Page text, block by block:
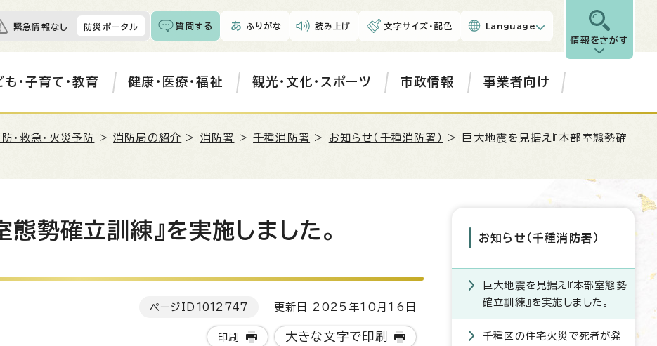
緊急情報なし 防災ポータル 質問する ふりがな 読み上げ 文字サイズ・配色 Language
情報をさがす
・子育て・教育 健康・医療・福祉 観光・文化・スポーツ 市政情報 事業者向け
・救急・火災予防 >消防局の紹介 > 消防署 >千種消防署 > お知らせ（千種消防署）
> 巨大地震を見据え『本部室態勢確
勢確立訓練』を実施しました。
ページID 1012747 更新日 2025年10月16日
印刷 大きな文字で印刷
お知らせ（千種消防署）
巨大地震を見据え『本部室態勢
確立訓練』を実施しました。
千種区の住宅火災で死者が発